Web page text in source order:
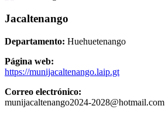
Jacaltenango
Departamento: Huehuetenango
Página web:
https://munijacaltenango.laip.gt
Correo electrónico:
munijacaltenango2024-2028@hotmail.com